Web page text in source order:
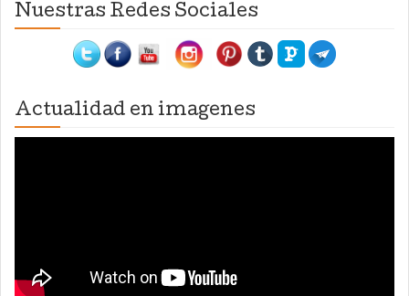
Nuestras Redes Sociales
Actualidad en imagenes